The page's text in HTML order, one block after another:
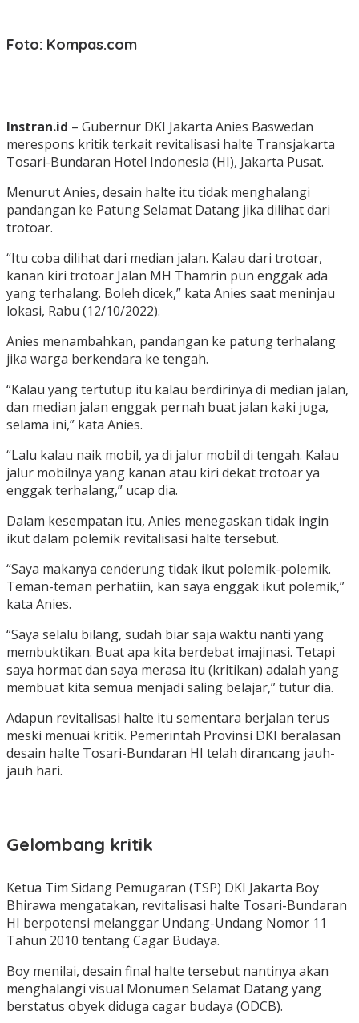
Foto: Kompas.com
Instran.id – Gubernur DKI Jakarta Anies Baswedan
merespons kritik terkait revitalisasi halte Transjakarta
Tosari-Bundaran Hotel Indonesia (HI), Jakarta Pusat.
Menurut Anies, desain halte itu tidak menghalangi
pandangan ke Patung Selamat Datang jika dilihat dari
trotoar.
“Itu coba dilihat dari median jalan. Kalau dari trotoar,
kanan kiri trotoar Jalan MH Thamrin pun enggak ada
yang terhalang. Boleh dicek,” kata Anies saat meninjau
lokasi, Rabu (12/10/2022).
Anies menambahkan, pandangan ke patung terhalang
jika warga berkendara ke tengah.
“Kalau yang tertutup itu kalau berdirinya di median jalan,
dan median jalan enggak pernah buat jalan kaki juga,
selama ini,” kata Anies.
“Lalu kalau naik mobil, ya di jalur mobil di tengah. Kalau
jalur mobilnya yang kanan atau kiri dekat trotoar ya
enggak terhalang,” ucap dia.
Dalam kesempatan itu, Anies menegaskan tidak ingin
ikut dalam polemik revitalisasi halte tersebut.
“Saya makanya cenderung tidak ikut polemik-polemik.
Teman-teman perhatiin, kan saya enggak ikut polemik,”
kata Anies.
“Saya selalu bilang, sudah biar saja waktu nanti yang
membuktikan. Buat apa kita berdebat imajinasi. Tetapi
saya hormat dan saya merasa itu (kritikan) adalah yang
membuat kita semua menjadi saling belajar,” tutur dia.
Adapun revitalisasi halte itu sementara berjalan terus
meski menuai kritik. Pemerintah Provinsi DKI beralasan
desain halte Tosari-Bundaran HI telah dirancang jauh-
jauh hari.
Gelombang kritik
Ketua Tim Sidang Pemugaran (TSP) DKI Jakarta Boy
Bhirawa mengatakan, revitalisasi halte Tosari-Bundaran
HI berpotensi melanggar Undang-Undang Nomor 11
Tahun 2010 tentang Cagar Budaya.
Boy menilai, desain final halte tersebut nantinya akan
menghalangi visual Monumen Selamat Datang yang
berstatus obyek diduga cagar budaya (ODCB).